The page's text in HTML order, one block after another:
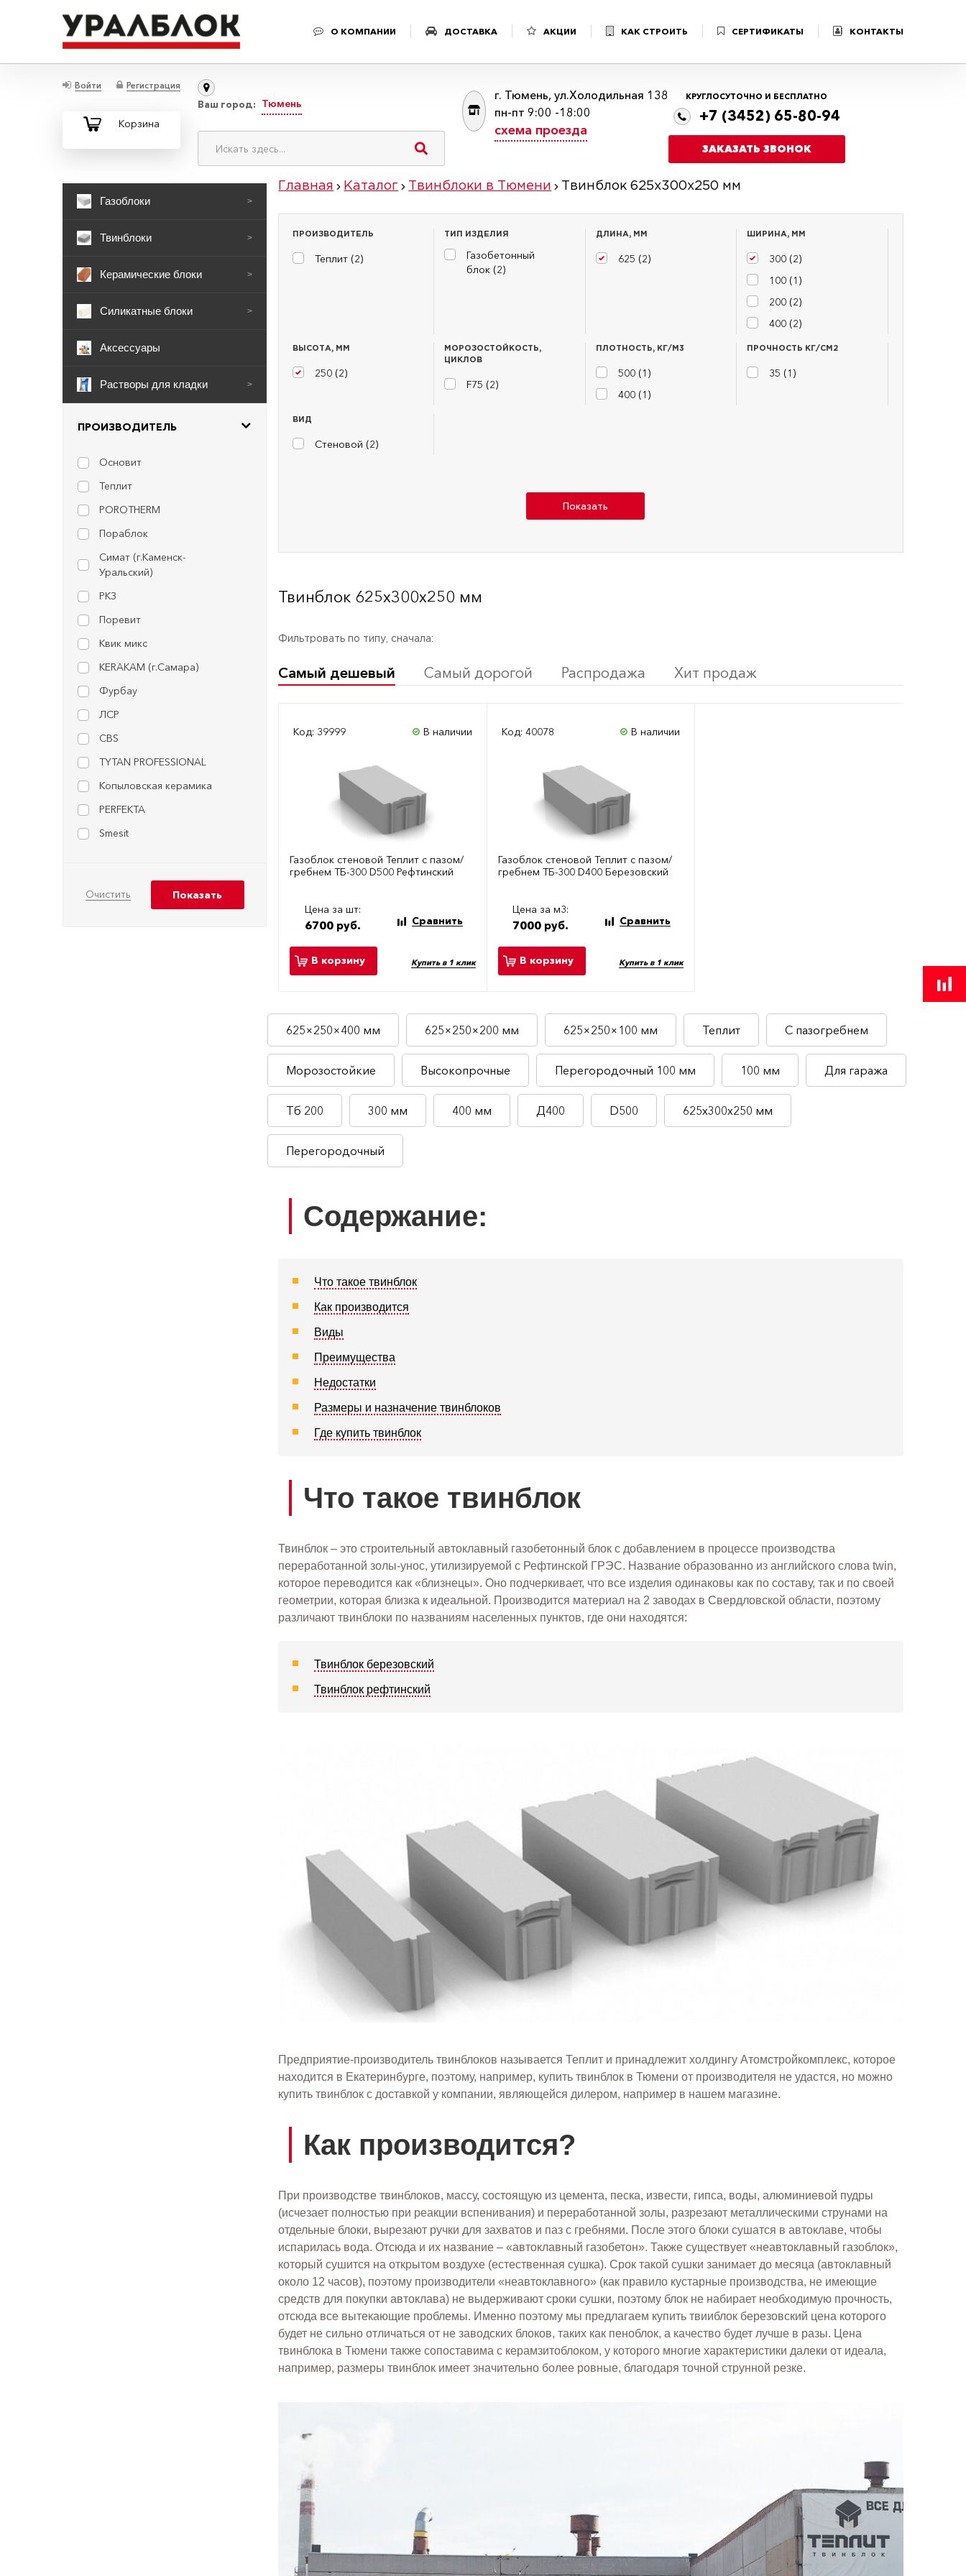
О КОМПАНИИ ДОСТАВКА АКЦИИ КАК СТРОИТЬ СЕРТИФИКАТЫ КОНТАКТЫ
Войти Регистрация
Корзина
Ваш город: Тюмень
г. Тюмень, ул.Холодильная 138
пн-пт 9:00 -18:00
схема проезда
КРУГЛОСУТОЧНО И БЕСПЛАТНО
+7 (3452) 65-80-94
ЗАКАЗАТЬ ЗВОНОК
Газоблоки >
Твинблоки >
Керамические блоки >
Силикатные блоки >
Аксессуары
Растворы для кладки >
ПРОИЗВОДИТЕЛЬ
Основит
Теплит
POROTHERM
Пораблок
Симат (г.Каменск-
Уральский)
РКЗ
Поревит
Квик микс
KERAKAM (г.Самара)
Фурбау
ЛСР
CBS
TYTAN PROFESSIONAL
Копыловская керамика
PERFEKTA
Smesit
Главная Каталог Твинблоки в Тюмени Твинблок 625х300х250 мм
ПРОИЗВОДИТЕЛЬ
Теплит (2)
ТИП ИЗДЕЛИЯ
Газобетонный
блок (2)
ДЛИНА, ММ
625 (2)
ШИРИНА, ММ
300 (2)
100 (1 )
200 (2)
400 (2)
ВЫСОТА, ММ
250 (2)
МОРОЗОСТОЙКОСТЬ,
ЦИКЛОВ
F75 (2)
ПЛОТНОСТЬ, КГ/М3
500 (1 )
400 (1 )
ПРОЧНОСТЬ КГ/СМ2
35 (1 )
ВИД
Стеновой (2)
Показать
Твинблок 625х300х250 мм
Фильтровать по типу, сначала:
Самый дешевый Самый дорогой Распродажа Хит продаж
Код: 39999 В наличии
Газоблок стеновой Теплит с пазом/
гребнем ТБ-300 D500 Рефтинский
Цена за шт:
6700 руб. Сравнить
В корзину Купить в 1 клик
Код: 40078 В наличии
Газоблок стеновой Теплит с пазом/
гребнем ТБ-300 D400 Березовский
Цена за м3:
7000 руб. Сравнить
В корзину Купить в 1 клик
625×250×400 мм 625×250×200 мм 625×250×100 мм Теплит С пазогребнем
Морозостойкие Высокопрочные Перегородочный 100 мм 100 мм Для гаража
Тб 200 300 мм 400 мм Д400 D500 625х300х250 мм
Перегородочный
Содержание:
Что такое твинблок
Как производится
Виды
Преимущества
Недостатки
Размеры и назначение твинблоков
Где купить твинблок
Что такое твинблок
Твинблок – это строительный автоклавный газобетонный блок с добавлением в процессе производства
переработанной золы-унос, утилизируемой с Рефтинской ГРЭС. Название образованно из английского слова twin,
которое переводится как «близнецы». Оно подчеркивает, что все изделия одинаковы как по составу, так и по своей
геометрии, которая близка к идеальной. Производится материал на 2 заводах в Свердловской области, поэтому
различают твинблоки по названиям населенных пунктов, где они находятся:
Твинблок березовский
Твинблок рефтинский
Предприятие-производитель твинблоков называется Теплит и принадлежит холдингу Атомстройкомплекс, которое
находится в Екатеринбурге, поэтому, например, купить твинблок в Тюмени от производителя не удастся, но можно
купить твинблок с доставкой у компании, являющейся дилером, например в нашем магазине.
Как производится?
При производстве твинблоков, массу, состоящую из цемента, песка, извести, гипса, воды, алюминиевой пудры
(исчезает полностью при реакции вспенивания) и переработанной золы, разрезают металлическими струнами на
отдельные блоки, вырезают ручки для захватов и паз с гребнями. После этого блоки сушатся в автоклаве, чтобы
испарилась вода. Отсюда и их название – «автоклавный газобетон». Также существует «неавтоклавный газоблок»,
который сушится на открытом воздухе (естественная сушка). Срок такой сушки занимает до месяца (автоклавный
около 12 часов), поэтому производители «неавтоклавного» (как правило кустарные производства, не имеющие
средств для покупки автоклава) не выдерживают сроки сушки, поэтому блок не набирает необходимую прочность,
отсюда все вытекающие проблемы. Именно поэтому мы предлагаем купить твииблок березовский цена которого
будет не сильно отличаться от не заводских блоков, таких как пеноблок, а качество будет лучше в разы. Цена
твинблока в Тюмени также сопоставима с керамзитоблоком, у которого многие характеристики далеки от идеала,
например, размеры твинблок имеет значительно более ровные, благодаря точной струнной резке.